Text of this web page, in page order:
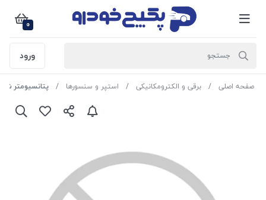
0
ورود
صفحه اصلی برقی و الکترومکانیکی استپر و سنسورها پتانسیومتر